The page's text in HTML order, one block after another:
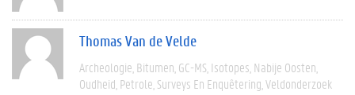
Thomas Van de Velde
Archeologie Bitumen GC-MS Isotopes Nabije Oosten
Oudheid Petrole Surveys En Enquêtering Veldonderzoek